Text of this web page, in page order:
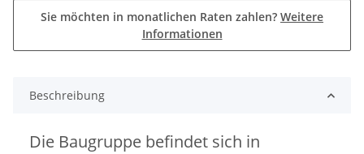
Sie möchten in monatlichen Raten zahlen? Weitere
Informationen
Beschreibung
Die Baugruppe befindet sich in